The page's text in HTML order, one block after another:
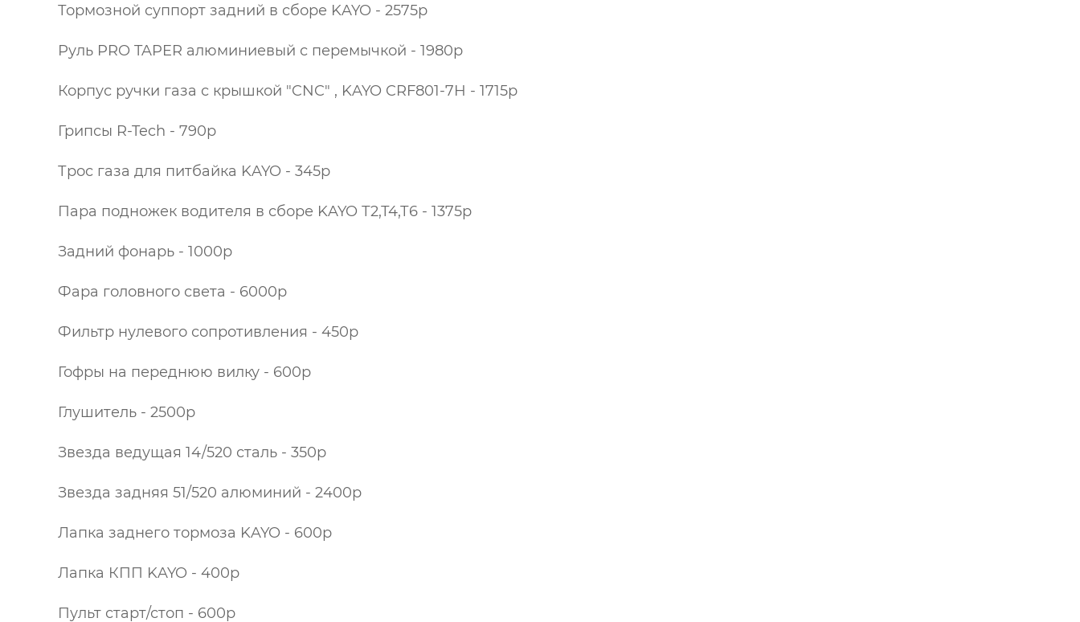
Тормозной суппорт задний в сборе KAYO - 2575р
Руль PRO TAPER алюминиевый с перемычкой - 1980р
Корпус ручки газа с крышкой "CNC" , KAYO CRF801-7H - 1715р
Грипсы R-Tech - 790р
Трос газа для питбайка KAYO - 345р
Пара подножек водителя в сборе KAYO Т2,Т4,Т6 - 1375р
Задний фонарь - 1000р
Фара головного света - 6000р
Фильтр нулевого сопротивления - 450р
Гофры на переднюю вилку - 600р
Глушитель - 2500р
Звезда ведущая 14/520 сталь - 350р
Звезда задняя 51/520 алюминий - 2400р
Лапка заднего тормоза KAYO - 600р
Лапка КПП KAYO - 400р
Пульт старт/стоп - 600р